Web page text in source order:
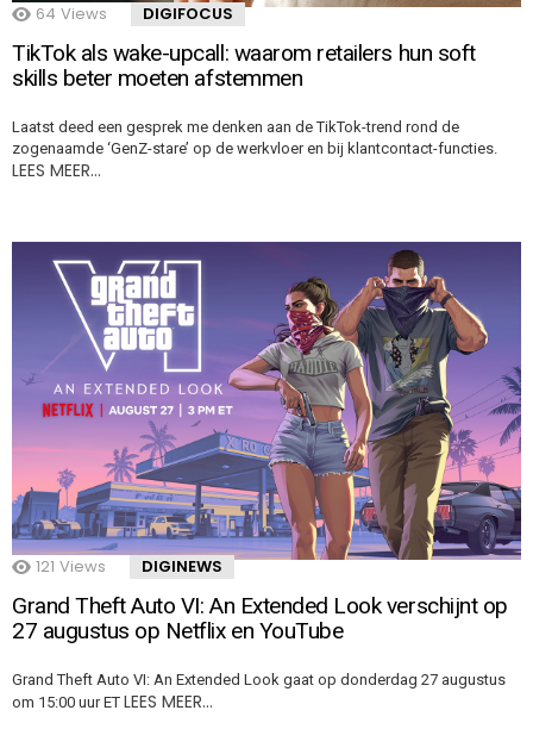
64 Views DIGIFOCUS
TikTok als wake-upcall: waarom retailers hun soft
skills beter moeten afstemmen
Laatst deed een gesprek me denken aan de TikTok-trend rond de
zogenaamde ‘GenZ-stare’ op de werkvloer en bij klantcontact-functies.
LEES MEER…
121 Views DIGINEWS
Grand Theft Auto VI: An Extended Look verschijnt op
27 augustus op Netflix en YouTube
Grand Theft Auto VI: An Extended Look gaat op donderdag 27 augustus
om 15:00 uur ET LEES MEER…